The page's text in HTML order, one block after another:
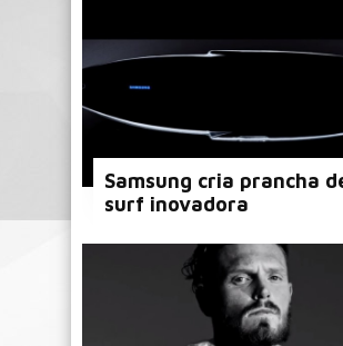
Samsung cria prancha
surf inovadora